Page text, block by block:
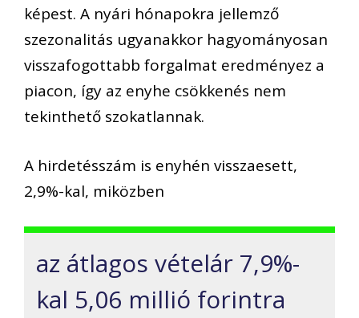
képest. A nyári hónapokra jellemző
szezonalitás ugyanakkor hagyományosan
visszafogottabb forgalmat eredményez a
piacon, így az enyhe csökkenés nem
tekinthető szokatlannak.
A hirdetésszám is enyhén visszaesett,
2,9%-kal, miközben
az átlagos vételár 7,9%-
kal 5,06 millió forintra